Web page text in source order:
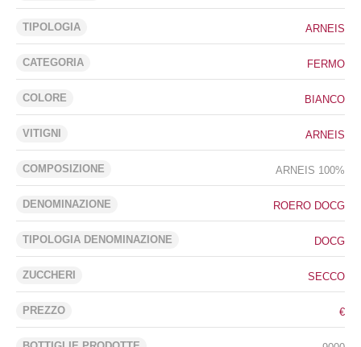
TIPOLOGIA ARNEIS
CATEGORIA FERMO
COLORE BIANCO
VITIGNI ARNEIS
COMPOSIZIONE ARNEIS 100%
DENOMINAZIONE ROERO DOCG
TIPOLOGIA DENOMINAZIONE DOCG
ZUCCHERI SECCO
PREZZO €